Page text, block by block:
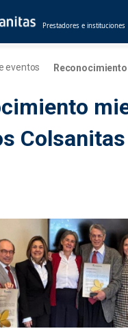
principal
Prestadores e instituciones
eventos